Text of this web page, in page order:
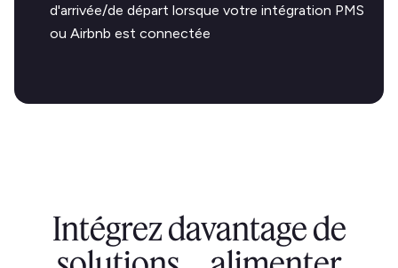
d'arrivée/de départ lorsque votre intégration PMS
ou Airbnb est connectée
Intégrez davantage de